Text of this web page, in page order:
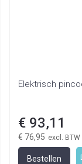
Elektrisch
€ 93,11
€ 76,95
Bestellen